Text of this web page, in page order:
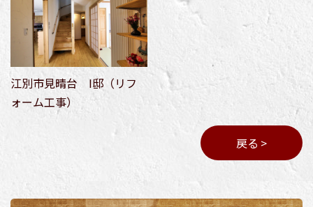
江別市見晴台 I邸（リフ
ォーム工事）
戻る >